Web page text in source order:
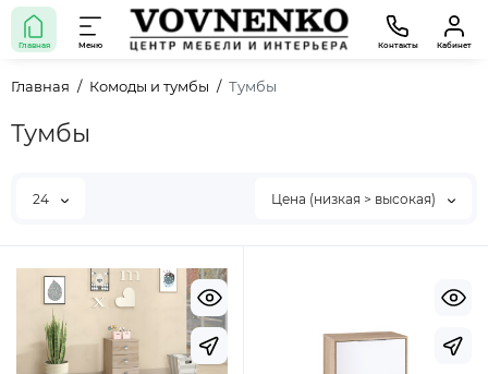
Главная Меню Контакты Кабинет
Главная Комоды и тумбы Тумбы
Тумбы
24 Цена (низкая > высокая)